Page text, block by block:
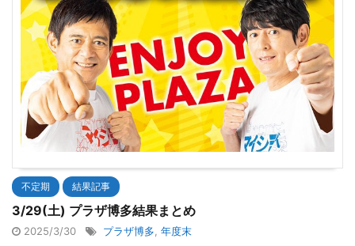
不定期 結果記事
3/29(土) プラザ博多結果まとめ
2025/3/30 プラザ博多 年度末